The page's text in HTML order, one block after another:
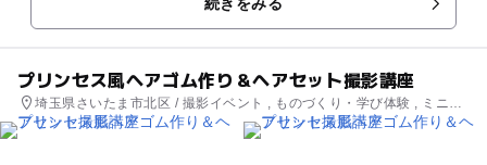
プリンセス風ヘアゴム作り＆ヘアセット撮影講座
埼玉県さいたま市北区 / 撮影イベント , ものづくり・学び体験 , ミニイ
ベント